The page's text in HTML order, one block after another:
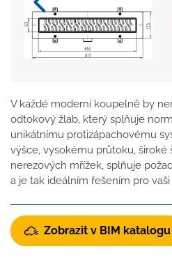
V každé moderní koupelně by
odtokový žlab, který splňuje
unikátnímu protizápachovému
výšce, vysokému průtoku, široké
nerezových mřížek, splňuje
a je tak ideálním řešením pro
Zobrazit v BIM katalogu